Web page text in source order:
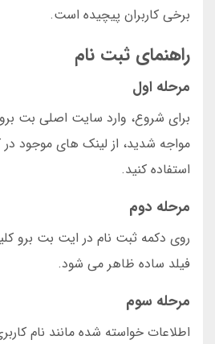
برخی کاربران پیچیده است.
راهنمای ثبت نام
مرحله اول
برای شروع، وارد سایت اصلی بت برو
مواجه شدید، از لینک های موجود در
استفاده کنید.
مرحله دوم
روی دکمه ثبت نام در ایت بت برو
فیلد ساده ظاهر می شود.
مرحله سوم
اطلاعات خواسته شده مانند نام